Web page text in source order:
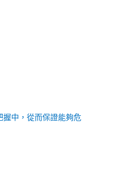
握中，從而保證能夠危